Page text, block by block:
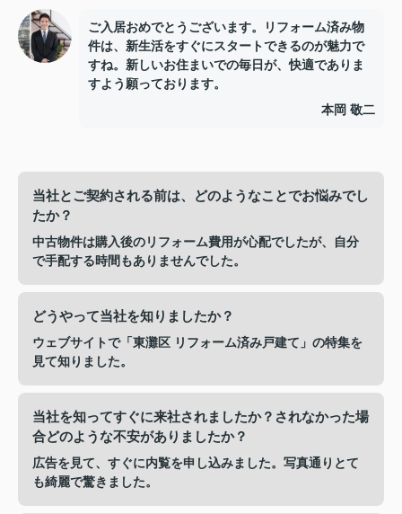
ご入居おめでとうございます。リフォーム済み物
件は、新生活をすぐにスタートできるのが魅力で
すね。新しいお住まいでの毎日が、快適でありま
すよう願っております。
本岡 敬二
当社とご契約される前は、どのようなことでお悩みでし
たか？
中古物件は購入後のリフォーム費用が心配でしたが、自分
で手配する時間もありませんでした。
どうやって当社を知りましたか？
ウェブサイトで「東灘区 リフォーム済み戸建て」の特集を
見て知りました。
当社を知ってすぐに来社されましたか？されなかった場
合どのような不安がありましたか？
広告を見て、すぐに内覧を申し込みました。写真通りとて
も綺麗で驚きました。